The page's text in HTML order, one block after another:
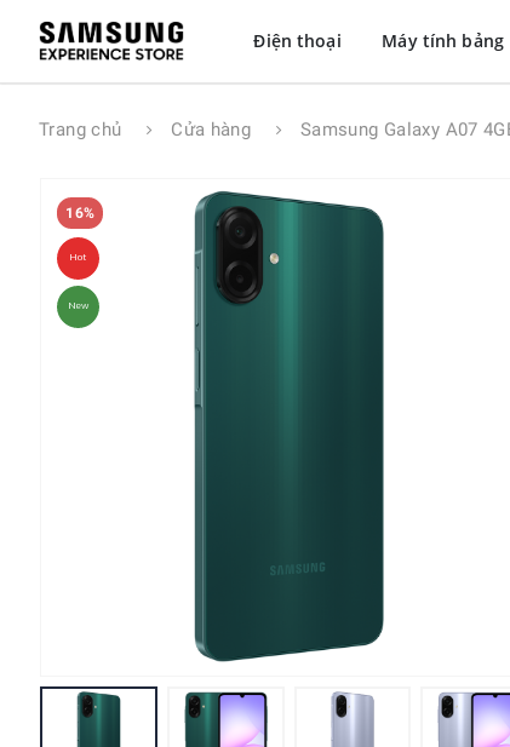
Điện thoại Máy tính bảng
Trang chủ Cửa hàng Samsung Galaxy A07
16%
Hot
New